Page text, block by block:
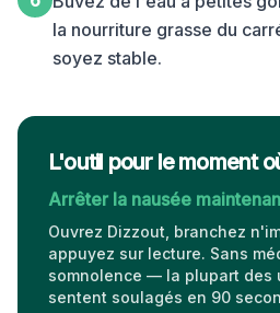
la nourriture grasse du
soyez stable.
L'outil pour le moment
Arrêter la nausée
Ouvrez Dizzout, branchez
appuyez sur lecture. Sans
somnolence — la plupart des
sentent soulagés en 90